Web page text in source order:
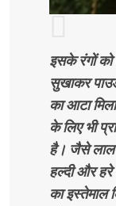
इसके रंगों
सुखाकर
का आटा
के लिए भी
है। जैसे लाल
हल्दी और हरे
का इस्तेमाल